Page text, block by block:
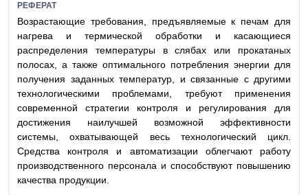
РЕФЕРАТ
Возрастающие требования, предъявляемые к печам для
нагрева и термической обработки и касающиеся
распределения температуры в слябах или прокатаных
полосах, а также оптимального потребления энергии для
получения заданных температур, и связанные с другими
технологическими проблемами, требуют применения
современной стратегии контроля и регулирования для
достижения наилучшей возможной эффективности
системы, охватывающей весь технологический цикл.
Средства контроля и автоматизации облегчают работу
производственного персонала и способствуют повышению
качества продукции.